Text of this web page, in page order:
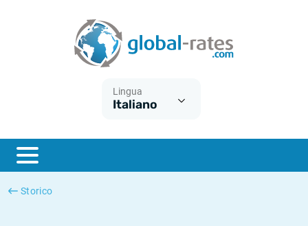
Lingua
Italiano
Storico
ESTER
SONIA
Cos'è l'inflazione CPI?
Cos'è l'inflazione HICP?
Inflazione Italia
Inflazione Stati Uniti
Tassi storici Euribor
Tassi storici di SONIA
Tassi storici di TONAR
Calcolatore dell’inflazione